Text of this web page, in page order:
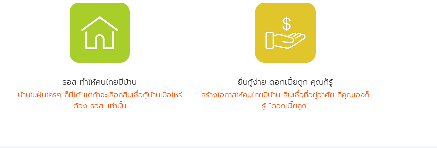
ธอส ทำให้คนไทยมีบ้าน
บ้านในฝันใครๆ ก็มีได้ แต่ถ้าจะเลือกสินเชื่อกู้บ้านเมื่อไหร่
ต้อง ธอส. เท่านั้น
ยื่นกู้ง่าย ดอกเบี้ยถูก คุณก็รู้
สร้างโอกาสให้คนไทยมีบ้าน สินเชื่อที่อยู่อาศัย ที่คุณเองก็
รู้ "ดอกเบี้ยถูก"